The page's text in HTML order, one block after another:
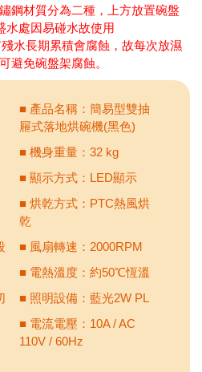
鋼材質分為二種，上方放置碗盤
水處因易碰水故使用
水長期累積會腐蝕，故每次放濕
避免碗盤架腐蝕。
■ 產品名稱：簡易型雙抽
屜式落地烘碗機(黑色)
■ 機身重量：32 kg
■ 顯示方式：LED顯示
■ 烘乾方式：PTC熱風烘
乾
■ 風扇轉速：2000RPM
■ 電熱溫度：約50℃恆溫
■ 照明設備：藍光2W PL
■ 電流電壓：10A / AC
110V / 60Hz